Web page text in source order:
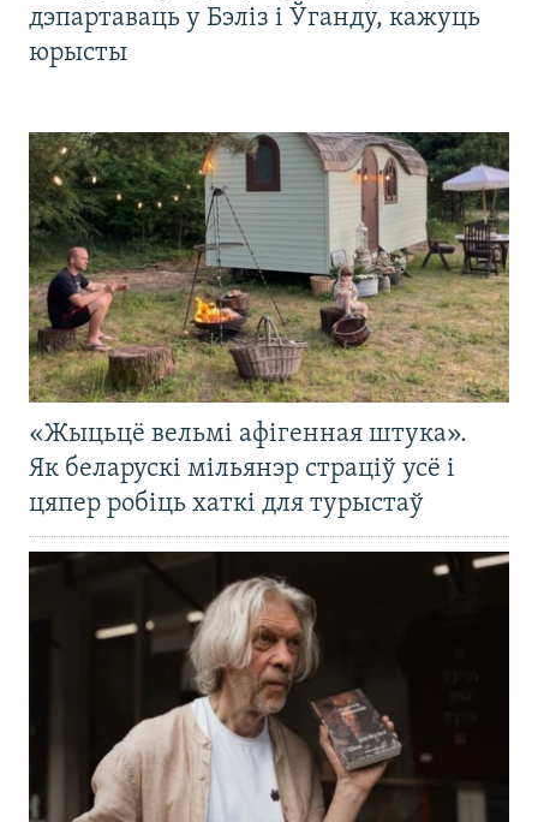
дэпартаваць у Бэліз і Ўганду, кажуць
юрысты
«Жыцьцё вельмі афігенная штука».
Як беларускі мільянэр страціў усё і
цяпер робіць хаткі для турыстаў